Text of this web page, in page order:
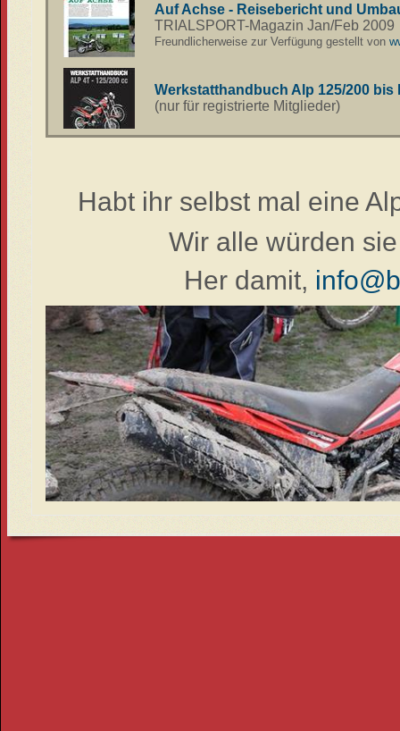
Auf Achse - Reisebericht und
TRIALSPORT-Magazin Jan/Feb 2009
Freundlicherweise zur Verfügung gestellt von
Werkstatthandbuch Alp 125/200 bis
(nur für registrierte Mitglieder)
Habt ihr selbst mal eine
Wir alle würden
Her damit,